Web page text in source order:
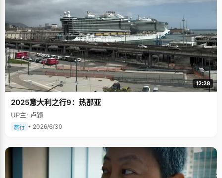
12:28
2025意大利之行9：热那亚
UP主: 卢颖
旅行 • 2026/6/30